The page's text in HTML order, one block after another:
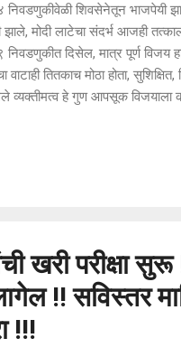
निवडणुकीवेळी शिवसेनेतून भाजपेयी
झाले, मोदी लाटेचा संदर्भ आजही
दिसेल, मात्र पूर्ण विजय
वाटाही तितकाच मोठा होता,
व्यक्तीमत्व हे गुण आपसूक विजयाला
राहणार नाही, डाँ.
खरी परीक्षा
!! सविस्तर
!!!